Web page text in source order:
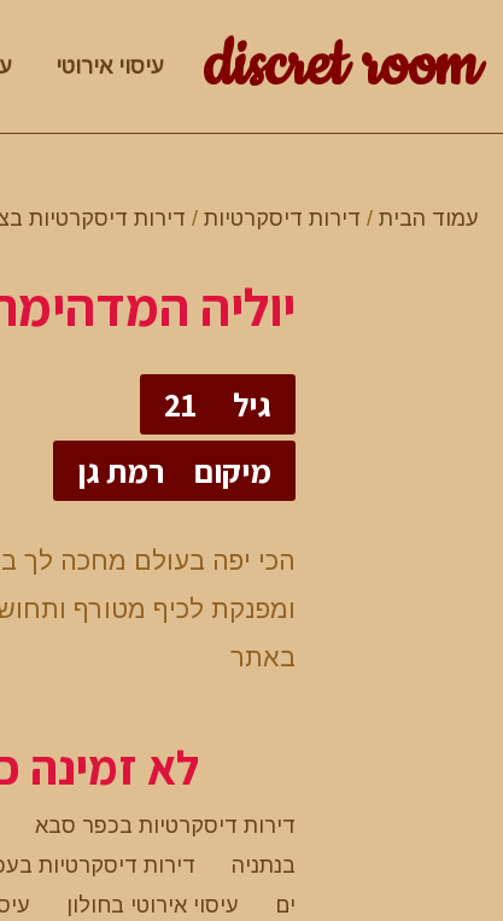
discret room עיסוי אירוטי
עמוד הבית / דירות דיסקרטיות / דירות דיסקרטיות
יוליה
גיל
21
מיקום
רמת גן
הכי יפה בעולם מחכה לך
ומפנקת לכיף מטורף
באתר
לא זמינה
דירות דיסקרטיות בכפר סבא
בנתניה
דירות דיסקרטיות
ים
עיסוי אירוטי בחולון